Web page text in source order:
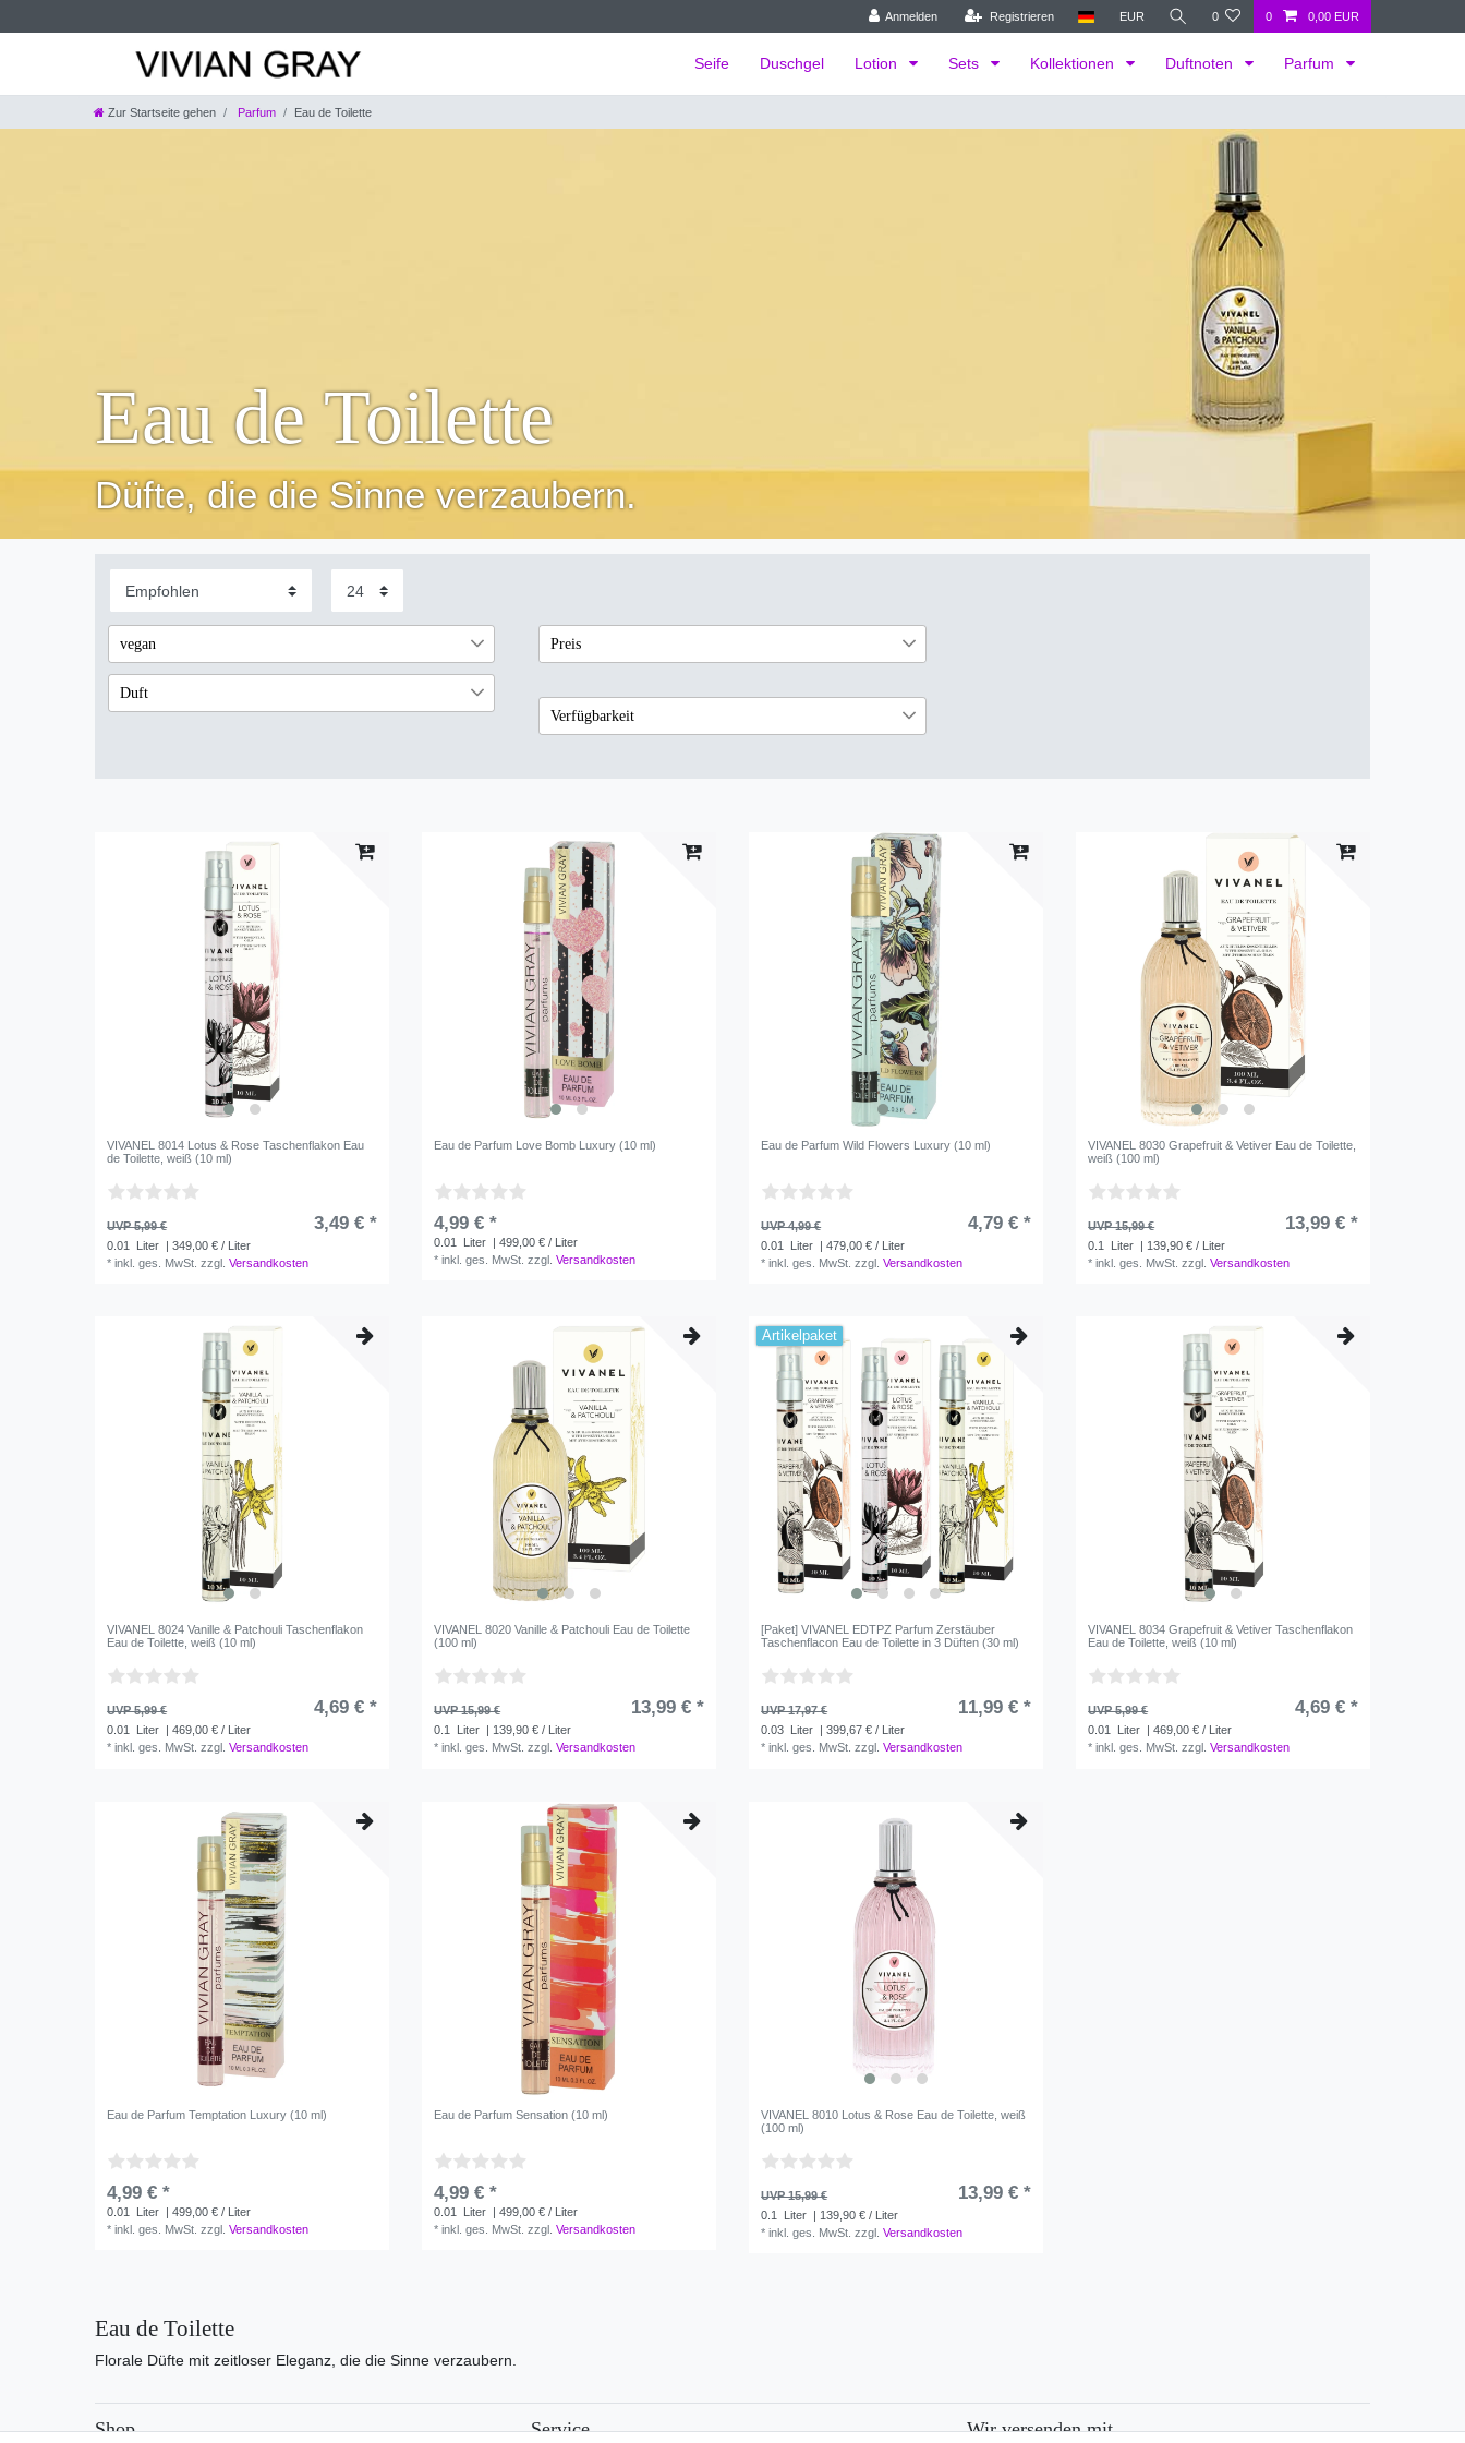
Anmelden Registrieren EUR 0 0 0,00 EUR
Seife Duschgel Lotion Sets Kollektionen Duftnoten Parfum
Zur Startseite gehen Parfum Eau de Toilette
Eau de Toilette
Düfte, die die Sinne verzaubern.
vegan
Ja, ist vegan 1
Duft
Preis
€
Verfügbarkeit
VIVANEL 8014 Lotus & Rose Taschenflakon Eau
de Toilette, weiß (10 ml)
UVP 5,99 € 3,49 € *
0.01 Liter | 349,00 € / Liter
*inkl. ges. MwSt. zzgl.Versandkosten
Eau de Parfum Love Bomb Luxury (10 ml)
4,99 € *
0.01 Liter | 499,00 € / Liter
*inkl. ges. MwSt. zzgl.Versandkosten
Eau de Parfum Wild Flowers Luxury (10 ml)
UVP 4,99 € 4,79 € *
0.01 Liter | 479,00 € / Liter
*inkl. ges. MwSt. zzgl.Versandkosten
VIVANEL 8030 Grapefruit & Vetiver Eau de Toilette,
weiß (100 ml)
UVP 15,99 € 13,99 € *
0.1 Liter | 139,90 € / Liter
*inkl. ges. MwSt. zzgl.Versandkosten
VIVANEL 8024 Vanille & Patchouli Taschenflakon
Eau de Toilette, weiß (10 ml)
UVP 5,99 € 4,69 € *
0.01 Liter
| 469,00 € / Liter
*inkl. ges. MwSt. zzgl.Versandkosten
VIVANEL 8020 Vanille & Patchouli Eau de Toilette
(100 ml)
UVP 15,99 € 13,99 € *
0.1 Liter
| 139,90 € / Liter
*inkl. ges. MwSt. zzgl.Versandkosten
Artikelpaket
[Paket] VIVANEL EDTPZ Parfum Zerstäuber
Taschenflacon Eau de Toilette in 3 Düften (30 ml)
UVP 17,97 € 11,99 € *
0.03 Liter
| 399,67 € / Liter
*inkl. ges. MwSt. zzgl.Versandkosten
VIVANEL 8034 Grapefruit & Vetiver Taschenflakon
Eau de Toilette, weiß (10 ml)
UVP 5,99 € 4,69 € *
0.01 Liter
| 469,00 € / Liter
*inkl. ges. MwSt. zzgl.Versandkosten
Eau de Parfum Temptation Luxury (10 ml)
4,99 € *
0.01 Liter | 499,00 € / Liter
*inkl. ges. MwSt. zzgl.Versandkosten
Eau de Parfum Sensation (10 ml)
4,99 € *
0.01 Liter | 499,00 € / Liter
*inkl. ges. MwSt. zzgl.Versandkosten
VIVANEL 8010 Lotus & Rose Eau de Toilette, weiß
(100 ml)
UVP 15,99 € 13,99 € *
0.1 Liter | 139,90 € / Liter
*inkl. ges. MwSt. zzgl.Versandkosten
Eau de Toilette
Florale Düfte mit zeitloser Eleganz, die die Sinne verzaubern.
Shop Service Wir versenden mit